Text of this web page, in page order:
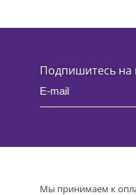
Подпишитесь на
Мы принимаем к